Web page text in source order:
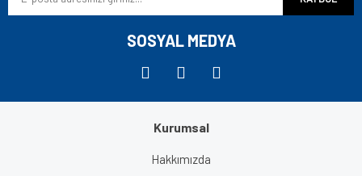
Ürün fiyatı diğer sitelerden daha pahalı.
SOSYAL MEDYA
Kurumsal
Hakkımızda